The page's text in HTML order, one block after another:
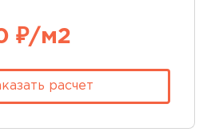
₽/м2
расчет